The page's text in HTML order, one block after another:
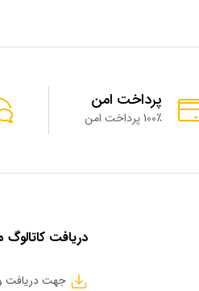
پرداخت امن
100٪ پرداخت امن
دریافت کاتالوگ
جهت دریافت